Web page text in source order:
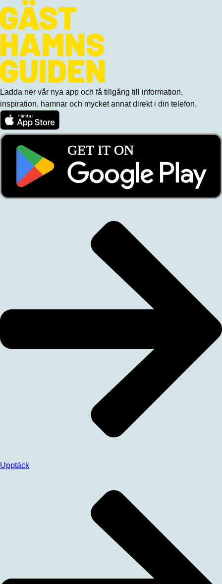
Ladda ner vår nya app och få tillgång till information,
inspiration, hamnar och mycket annat direkt i din telefon.
Upptäck